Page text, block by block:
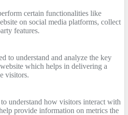
certain functionalities like
on social media platforms, collect
features.
to understand and analyze the key
which helps in delivering a
visitors.
understand how visitors interact with
provide information on metrics the